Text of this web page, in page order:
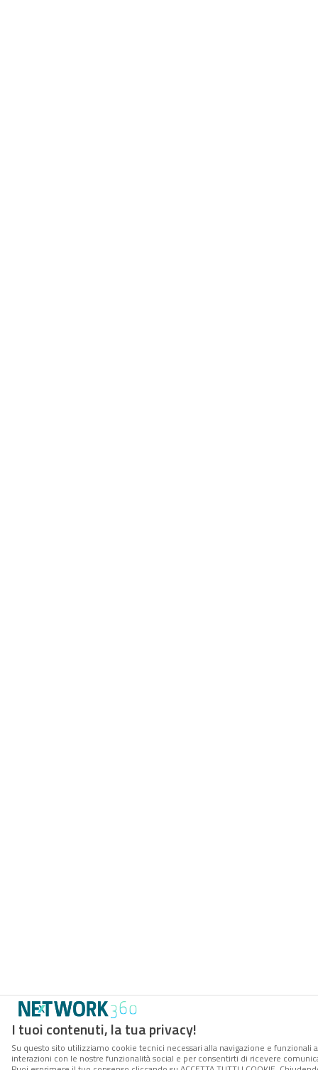
I tuoi contenuti, la tua privacy!
Su questo sito utilizziamo cookie tecnici necessari alla navigazione e
interazioni con le nostre funzionalità social e per consentirti di ricevere